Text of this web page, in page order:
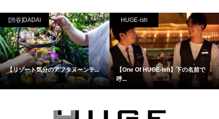
[渋谷]DADAï
【リゾート気分のアフタヌーンテ...
HUGE-ish
【One Of HUGE-ish】下の名前で
呼...